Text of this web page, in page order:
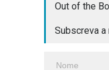
Out of the
Subscreva